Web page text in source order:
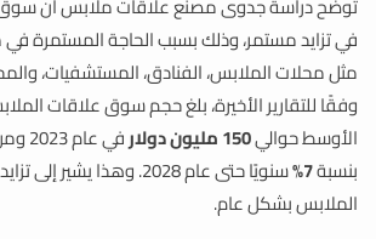
في تزايد مستمر، وذلك بسبب الحاجة المستمرة
مثل محلات الملابس، الفنادق، المستشفيات،
وفقًا للتقارير الأخيرة، بلغ حجم سوق علاقات
الأوسط حوالي150 مليون دولار
في
بنسبة7%
سنويًا حتى عام 2028. وهذا
الملابس بشكل عام.